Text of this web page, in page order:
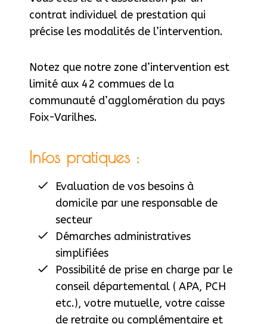
contrat individuel de prestation qui
précise les modalités de l’intervention.
Notez que notre zone d’intervention est
limité aux 42 commues de la
communauté d’agglomération du pays
Foix-Varilhes.
Infos pratiques :
Evaluation de vos besoins à
domicile par une responsable de
secteur
Démarches administratives
simplifiées
Possibilité de prise en charge par le
conseil départemental ( APA, PCH
etc.), votre mutuelle, votre caisse
de retraite ou complémentaire et